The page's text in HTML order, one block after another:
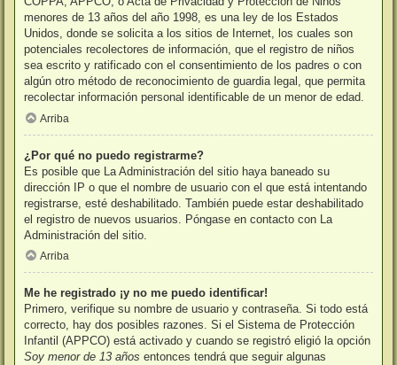
menores de 13 años del año 1998, es una ley de los Estados
Unidos, donde se solicita a los sitios de Internet, los cuales son
potenciales recolectores de información, que el registro de niños
sea escrito y ratificado con el consentimiento de los padres o con
algún otro método de reconocimiento de guardia legal, que permita
recolectar información personal identificable de un menor de edad.
Arriba
¿Por qué no puedo registrarme?
Es posible que La Administración del sitio haya baneado su
dirección IP o que el nombre de usuario con el que está intentando
registrarse, esté deshabilitado. También puede estar deshabilitado
el registro de nuevos usuarios. Póngase en contacto con La
Administración del sitio.
Arriba
Me he registrado ¡y no me puedo identificar!
Primero, verifique su nombre de usuario y contraseña. Si todo está
correcto, hay dos posibles razones. Si el Sistema de Protección
Infantil (APPCO) está activado y cuando se registró eligió la opción
Soy menor de 13 años entonces tendrá que seguir algunas